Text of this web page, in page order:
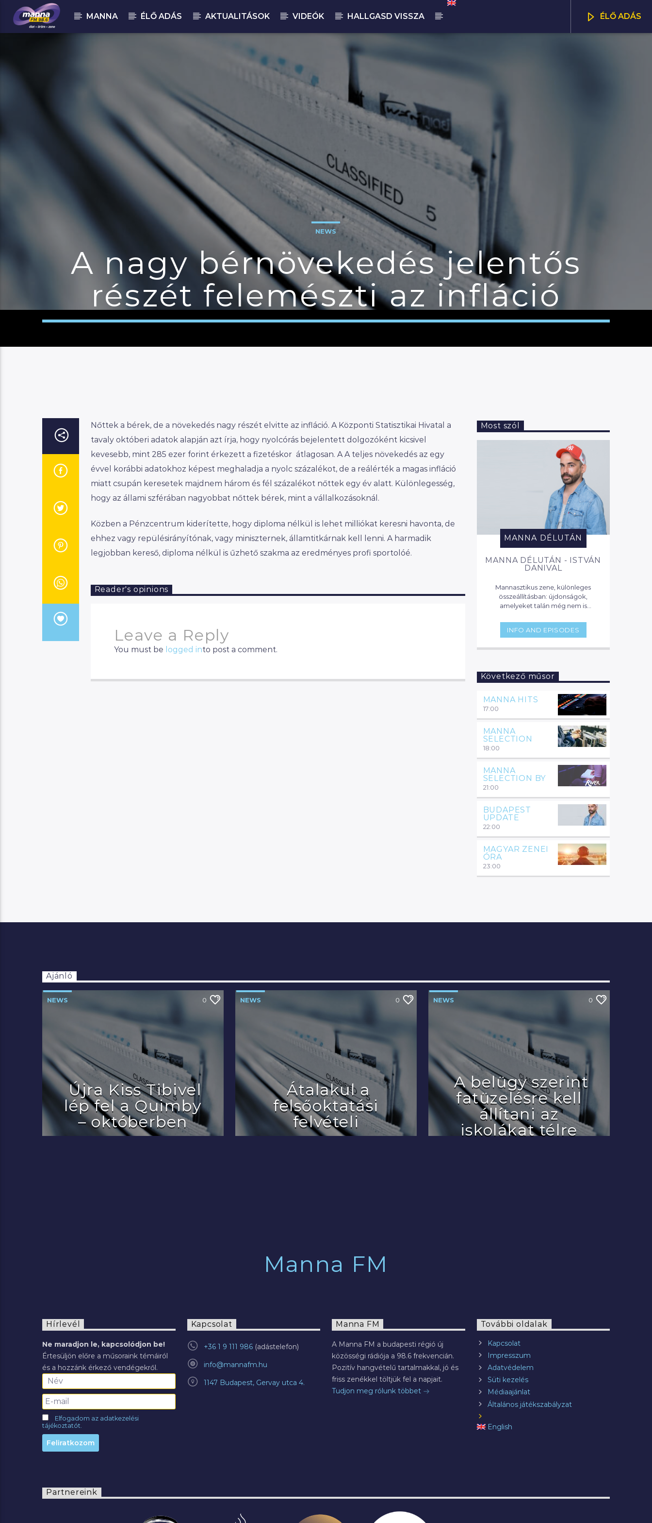
MANNA ÉLŐ ADÁS AKTUALITÁSOK VIDEÓK HALLGASD VISSZA ÉLŐ ADÁS
14:00
NEWS
A nagy bérnövekedés jelentős
részét felemészti az infláció
Nőttek a bérek, de a növekedés nagy részét elvitte az infláció. A Központi Statisztikai Hivatal a
tavaly októberi adatok alapján azt írja, hogy nyolcórás bejelentett dolgozóként kicsivel
kevesebb, mint 285 ezer forint érkezett a fizetéskor átlagosan. A A teljes növekedés az egy
évvel korábbi adatokhoz képest meghaladja a nyolc százalékot, de a reálérték a magas infláció
miatt csupán keresetek majdnem három és fél százalékot nőttek egy év alatt. Különlegesség,
hogy az állami szférában nagyobbat nőttek bérek, mint a vállalkozásoknál.
Közben a Pénzcentrum kiderítette, hogy diploma nélkül is lehet milliókat keresni havonta, de
ehhez vagy repülésirányítónak, vagy miniszternek, államtitkárnak kell lenni. A harmadik
legjobban kereső, diploma nélkül is űzhető szakma az eredményes profi sportolóé.
Reader's opinions
Leave a Reply
You must be logged into post a comment.
Most szól
MANNA DÉLUTÁN
MANNA DÉLUTÁN - ISTVÁN
DANIVAL
Mannasztikus zene, különleges
összeállításban: újdonságok,
amelyeket talán még nem is
toplistás dalokkal, lounge zenével,
és party klasszikusokkal. Itt mindig
olyat, amit eddig nem is tudtál…
INFO AND EPISODES
Következő műsor
MANNA HITS
17:00
MANNA
SELECTION
18:00
MANNA
SELECTION BY
21:00
BUDAPEST
UPDATE
22:00
MAGYAR ZENEI
ÓRA
23:00
Ajánló
NEWS 0
Újra Kiss Tibivel
lép fel a Quimby
– októberben
NEWS 0
Átalakul a
felsőoktatási
felvételi
NEWS 0
A belügy szerint
fatüzelésre kell
állítani az
iskolákat télre
Manna FM
Hírlevél
Ne maradjon le, kapcsolódjon be!
Értesüljön előre a műsoraink témáiról
és a hozzánk érkező vendégekről.
Elfogadom az adatkezelési
tájékoztatót.
Kapcsolat
+36 1 9 111 986
info@mannafm.hu
1147 Budapest, Gervay utca 4.
Manna FM
A Manna FM a budapesti régió új
közösségi rádiója a 98.6 frekvencián.
Pozitív hangvételű tartalmakkal, jó és
friss zenékkel töltjük fel a napjait.
Tudjon meg rólunk többet
További oldalak
Kapcsolat
Impresszum
Adatvédelem
Süti kezelés
Médiaajánlat
Általános játékszabályzat
English
Partnereink